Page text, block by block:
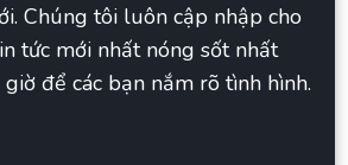
Chúng tôi luôn cập nhập cho
tức mới nhất nóng sốt nhất
để các bạn nắm rõ tình hình.